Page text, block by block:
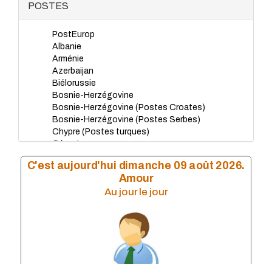
POSTES
PostEurop
Albanie
Arménie
Azerbaijan
Biélorussie
Bosnie-Herzégovine
Bosnie-Herzégovine (Postes Croates)
Bosnie-Herzégovine (Postes Serbes)
Chypre (Postes turques)
Géorgie
Grande-Bretagne
Islande
Macédoine du Nord
C'est aujourd'hui dimanche 09 août 2026.
Amour
Au jour le jour